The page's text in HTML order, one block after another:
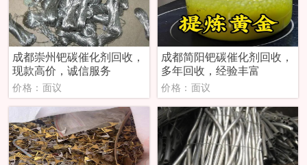
成都崇州钯碳催化剂回收，
现款高价，诚信服务
价格：面议
成都简阳钯碳催化剂回收，
多年回收，经验丰富
价格：面议